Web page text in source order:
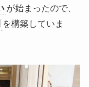
が始まったので、
を構築していま